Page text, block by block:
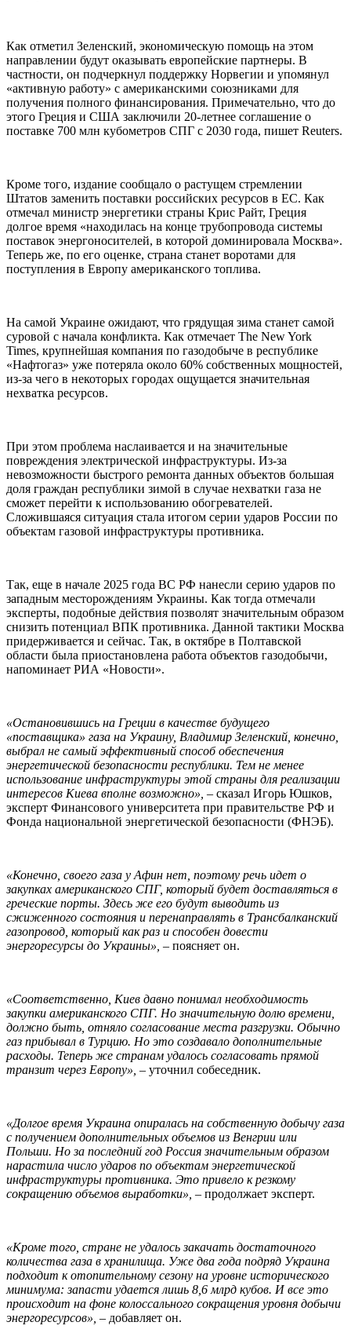
Как отметил Зеленский, экономическую помощь на этом
направлении будут оказывать европейские партнеры. В
частности, он подчеркнул поддержку Норвегии и упомянул
«активную работу» с американскими союзниками для
получения полного финансирования. Примечательно, что до
этого Греция и США заключили 20-летнее соглашение о
поставке 700 млн кубометров СПГ с 2030 года, пишет Reuters.
Кроме того, издание сообщало о растущем стремлении
Штатов заменить поставки российских ресурсов в ЕС. Как
отмечал министр энергетики страны Крис Райт, Греция
долгое время «находилась на конце трубопровода системы
поставок энергоносителей, в которой доминировала Москва».
Теперь же, по его оценке, страна станет воротами для
поступления в Европу американского топлива.
На самой Украине ожидают, что грядущая зима станет самой
суровой с начала конфликта. Как отмечает The New York
Times, крупнейшая компания по газодобыче в республике
«Нафтогаз» уже потеряла около 60% собственных мощностей,
из-за чего в некоторых городах ощущается значительная
нехватка ресурсов.
При этом проблема наслаивается и на значительные
повреждения электрической инфраструктуры. Из-за
невозможности быстрого ремонта данных объектов большая
доля граждан республики зимой в случае нехватки газа не
сможет перейти к использованию обогревателей.
Сложившаяся ситуация стала итогом серии ударов России по
объектам газовой инфраструктуры противника.
Так, еще в начале 2025 года ВС РФ нанесли серию ударов по
западным месторождениям Украины. Как тогда отмечали
эксперты, подобные действия позволят значительным образом
снизить потенциал ВПК противника. Данной тактики Москва
придерживается и сейчас. Так, в октябре в Полтавской
области была приостановлена работа объектов газодобычи,
напоминает РИА «Новости».
«Остановившись на Греции в качестве будущего
«поставщика» газа на Украину, Владимир Зеленский, конечно,
выбрал не самый эффективный способ обеспечения
энергетической безопасности республики. Тем не менее
использование инфраструктуры этой страны для реализации
интересов Киева вполне возможно», – сказал Игорь Юшков,
эксперт Финансового университета при правительстве РФ и
Фонда национальной энергетической безопасности (ФНЭБ).
«Конечно, своего газа у Афин нет, поэтому речь идет о
закупках американского СПГ, который будет доставляться в
греческие порты. Здесь же его будут выводить из
сжиженного состояния и перенаправлять в Трансбалканский
газопровод, который как раз и способен довести
энергоресурсы до Украины», – поясняет он.
«Соответственно, Киев давно понимал необходимость
закупки американского СПГ. Но значительную долю времени,
должно быть, отняло согласование места разгрузки. Обычно
газ прибывал в Турцию. Но это создавало дополнительные
расходы. Теперь же странам удалось согласовать прямой
транзит через Европу», – уточнил собеседник.
«Долгое время Украина опиралась на собственную добычу газа
с получением дополнительных объемов из Венгрии или
Польши. Но за последний год Россия значительным образом
нарастила число ударов по объектам энергетической
инфраструктуры противника. Это привело к резкому
сокращению объемов выработки», – продолжает эксперт.
«Кроме того, стране не удалось закачать достаточного
количества газа в хранилища. Уже два года подряд Украина
подходит к отопительному сезону на уровне исторического
минимума: запасти удается лишь 8,6 млрд кубов. И все это
происходит на фоне колоссального сокращения уровня добычи
энергоресурсов», – добавляет он.